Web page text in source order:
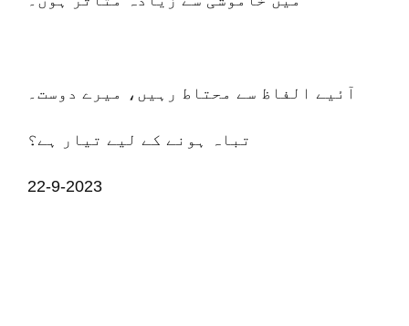
آئیے الفاظ سے محتاط رہیں، میرے دوست۔
تباہ ہونے کے لیے تیار ہے؟
22-9-2023